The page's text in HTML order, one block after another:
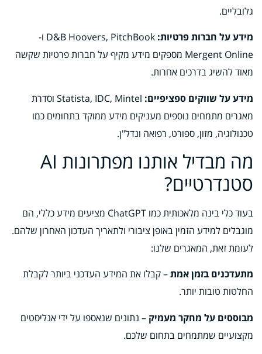
גלובליים.
מידע על חברות פרטיות:
D&B Hoovers, PitchBook ו-
Mergent Online מספקים מידע מקיף על חברות פרטיות שקשה
מאוד להשיג בדרכים אחרות.
מידע על שווקים ספציפיים:
Statista, IDC, Mintel וסדרת
מאגרים מתמחים נוספים מעניקים מידע ממוקד בתחומים כמו
טכנולוגיה, מזון, ספורט, רפואה ונדל"ן.
מה מבדיל אותנו מפתרונות AI
סטנדרטיים?
בעוד כלי בינה מלאכותית כמו ChatGPT מציעים מידע כללי, הם
מוגבלים למידע הזמין באופן ציבורי ולתאריך העדכון האחרון שלהם.
לעומת זאת, המאגרים שלנו:
מתעדכנים בזמן אמת– קבלו את המידע העדכני ביותר לקבלת
החלטות טובות יותר.
מבוססים על מחקר מעמיק – נתונים שנאספו על ידי אנליסטים
מקצועיים שמתמחים בתחום שלכם.